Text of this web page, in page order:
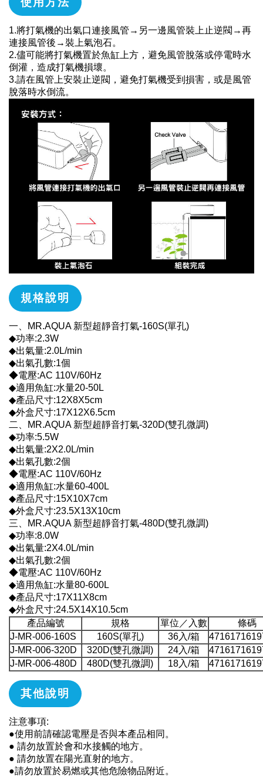
1.將打氣機的出氣口連接風管→另一邊風管裝上止逆閥→再
連接風管後→裝上氣泡石。
2.儘可能將打氣機置於魚缸上方，避免風管脫落或停電時水
倒灌，造成打氣機損壞。
3.請在風管上安裝止逆閥，避免打氣機受到損害，或是風管
脫落時水倒流。
規格說明
一、MR.AQUA 新型超靜音打氣-160S(單孔)
◆功率:2.3W
◆出氣量:2.0L/min
◆出氣孔數:1個
◆電壓:AC 110V/60Hz
◆適用魚缸:水量20-50L
◆產品尺寸:12X8X5cm
◆外盒尺寸:17X12X6.5cm
二、MR.AQUA 新型超靜音打氣-320D(雙孔微調)
◆功率:5.5W
◆出氣量:2X2.0L/min
◆出氣孔數:2個
◆電壓:AC 110V/60Hz
◆適用魚缸:水量60-400L
◆產品尺寸:15X10X7cm
◆外盒尺寸:23.5X13X10cm
三、MR.AQUA 新型超靜音打氣-480D(雙孔微調)
◆功率:8.0W
◆出氣量:2X4.0L/min
◆出氣孔數:2個
◆電壓:AC 110V/60Hz
◆適用魚缸:水量80-600L
◆產品尺寸:17X11X8cm
◆外盒尺寸:24.5X14X10.5cm
產品編號
規格 單位／入數
條碼
J-MR-006-160S
160S(單孔) 36入/箱
J-MR-006-320D
320D(雙孔微調) 24入/箱
J-MR-006-480D
480D(雙孔微調) 18入/箱
其他說明
注意事項:
●使用前請確認電壓是否與本產品相同。
● 請勿放置於會和水接觸的地方。
● 請勿放置在陽光直射的地方。
●請勿放置於易燃或其他危險物品附近。